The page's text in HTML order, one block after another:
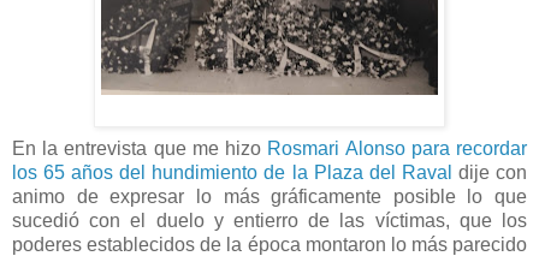
En la entrevista que me hizo Rosmari Alonso para recordar
los 65 años del hundimiento de la Plaza del Raval dije con
animo de expresar lo más gráficamente posible lo que
sucedió con el duelo y entierro de las víctimas, que los
poderes establecidos de la época montaron lo más parecido